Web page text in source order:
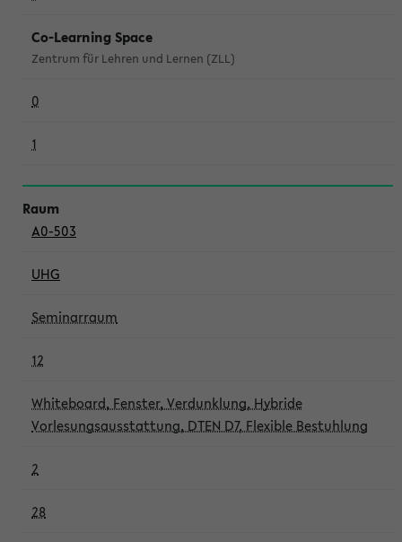
Co-Learning Space
Zentrum für Lehren und Lernen (ZLL)
0
1
A0-503
UHG
Seminarraum
12
Whiteboard, Fenster, Verdunklung, Hybride
Vorlesungsausstattung, DTEN D7, Flexible Bestuhlung
2
28